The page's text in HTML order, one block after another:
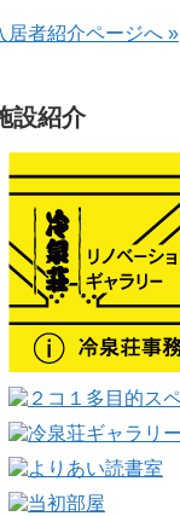
居者紹介ページへ »
設紹介